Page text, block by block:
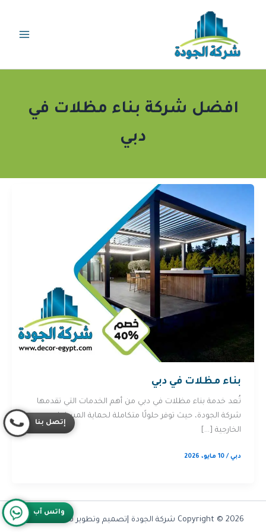
افضل شركة بناء مظلات في
دبي
بناء مظلات في دبي
تُعد خدمة بناء مظلات في دبي من أهم الخدمات التي تقدمها
شركة الجودة، حيث توفر حلولًا متكاملة لحماية المساحات
الخارجية […]
دبي/10 مايو، 2026
Copyright © 2026 شركة الجودة |تصميم وتطوير شركة Olymoo
واتس آب
إتصل بنا